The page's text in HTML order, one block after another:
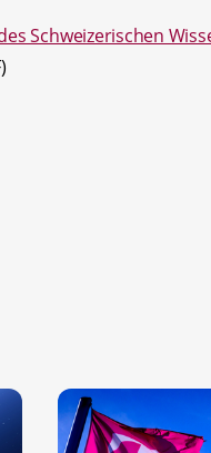
Schweizerischen